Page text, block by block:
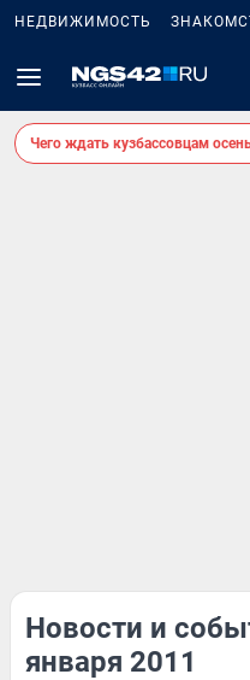
НЕДВИЖИМОСТЬ
Чего ждать кузбассовцам
Новости и
января 2011